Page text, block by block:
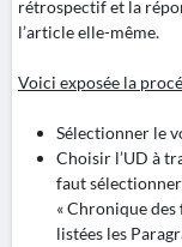
rétrospectif et la
l’article elle-même.
Voici exposée la
Sélectionner le
Choisir l’UD à
faut
« Chronique des
listées les